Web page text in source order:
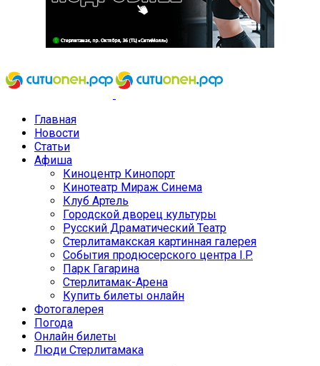
Главная
Новости
Статьи
Афиша
Киноцентр Кинопорт
Кинотеатр Мираж Синема
Клуб Артель
Городской дворец культуры
Русский Драматический Театр
Стерлитамакская картинная галерея
События продюсерского центра I.P.
Парк Гагарина
Стерлитамак-Арена
Купить билеты онлайн
Фотогалерея
Погода
Онлайн билеты
Люди Стерлитамака